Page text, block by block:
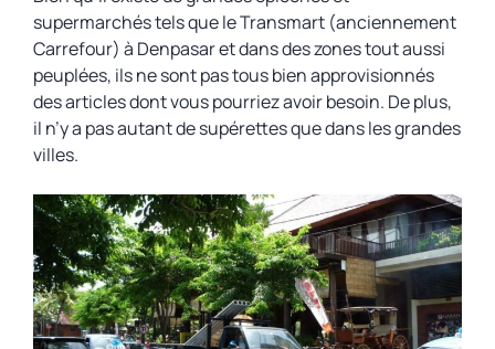
supermarchés tels que le Transmart (anciennement
Carrefour) à Denpasar et dans des zones tout aussi
peuplées, ils ne sont pas tous bien approvisionnés
des articles dont vous pourriez avoir besoin. De plus,
il n’y a pas autant de supérettes que dans les grandes
villes.